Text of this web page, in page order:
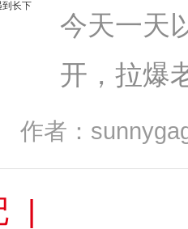
今天一天
开，拉爆
作者：
|